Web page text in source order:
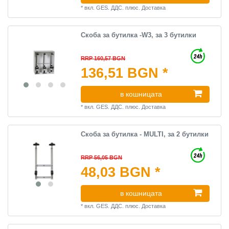
*вкл. GES. ДДС. плюс. Доставка
Скоба за бутилка -W3, за 3 бутилки
RRP 160,57 BGN
136,51 BGN *
в кошницата
*вкл. GES. ДДС. плюс. Доставка
Скоба за бутилка - MULTI, за 2 бутилки
RRP 56,05 BGN
48,03 BGN *
в кошницата
*вкл. GES. ДДС. плюс. Доставка